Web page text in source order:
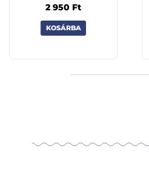
2 950 Ft
KOSÁRBA